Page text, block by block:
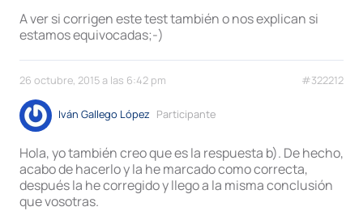
A ver si corrigen este test también o nos explican si
estamos equivocadas;-)
26 octubre, 2015 a las 6:42 pm #322212
Iván Gallego López Participante
Hola, yo también creo que es la respuesta b). De hecho,
acabo de hacerlo y la he marcado como correcta,
después la he corregido y llego a la misma conclusión
que vosotras.